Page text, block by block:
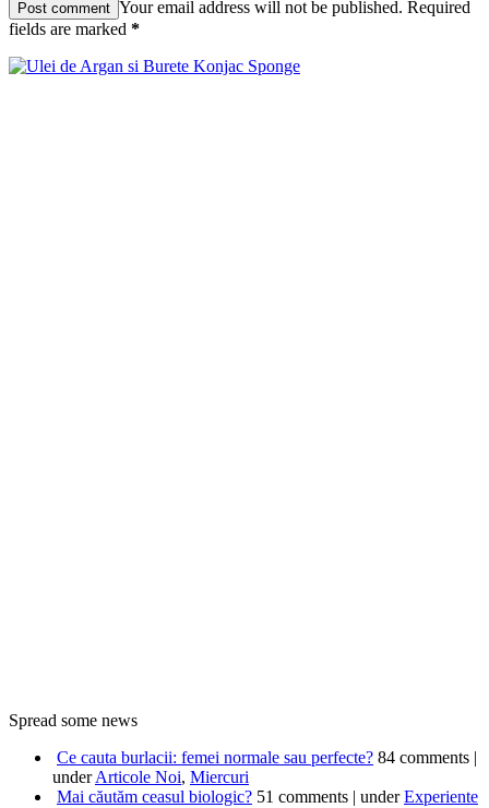
Your email address will not be published. Required
fields are marked *
Spread some news
Ce cauta burlacii: femei normale sau perfecte? 84 comments |
underArticole Noi, Miercuri
Mai căutăm ceasul biologic? 51 comments | underExperiente